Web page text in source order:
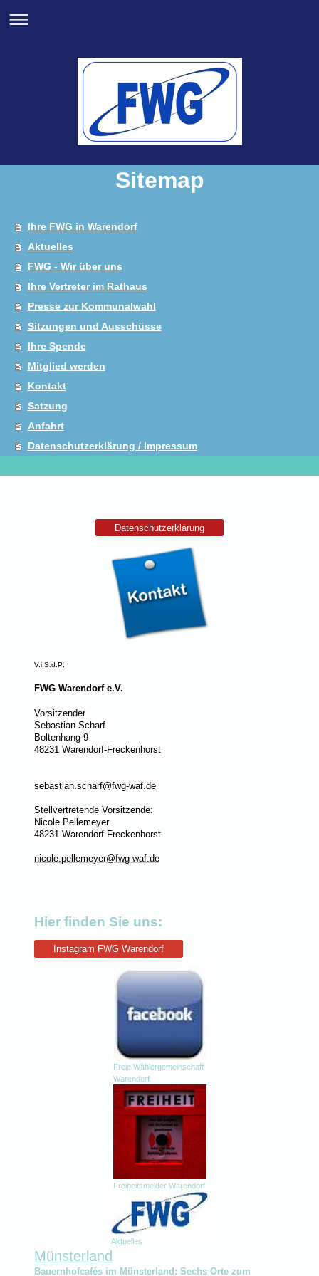
Sitemap
Ihre FWG in Warendorf
Aktuelles
FWG - Wir über uns
Ihre Vertreter im Rathaus
Presse zur Kommunalwahl
Sitzungen und Ausschüsse
Ihre Spende
Mitglied werden
Kontakt
Satzung
Anfahrt
Datenschutzerklärung / Impressum
Datenschutzerklärung
V.i.S.d.P:
FWG Warendorf e.V.
Vorsitzender
Sebastian Scharf
Boltenhang 9
48231 Warendorf-Freckenhorst
sebastian.scharf@fwg-waf.de
Stellvertretende Vorsitzende:
Nicole Pellemeyer
48231 Warendorf-Freckenhorst
nicole.pellemeyer@fwg-waf.de
Hier finden Sie uns:
Instagram FWG Warendorf
Freie Wählergemeinschaft
Warendorf
Freiheitsmelder Warendorf
Aktuelles
Münsterland
Bauernhofcafés im Münsterland: Sechs Orte zum